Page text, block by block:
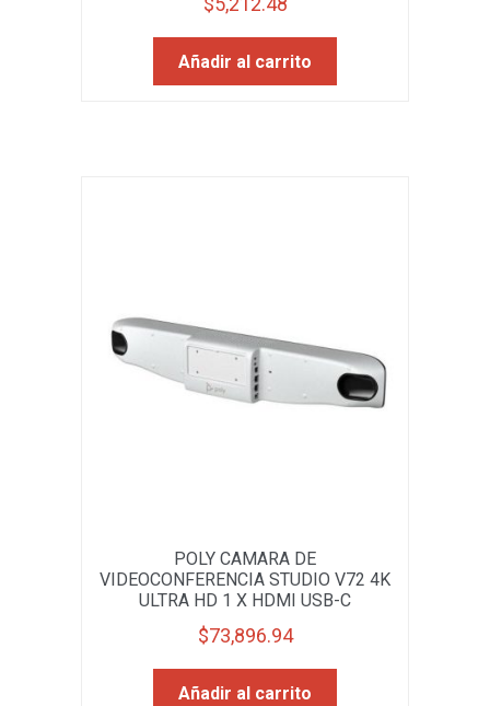
Añadir al carrito
POLY CAMARA DE
VIDEOCONFERENCIA STUDIO V72 4K
ULTRA HD 1 X HDMI USB-C
$73,896.94
Añadir al carrito